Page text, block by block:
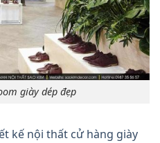
giày dép đẹp
kế nội thất cử hàng giày